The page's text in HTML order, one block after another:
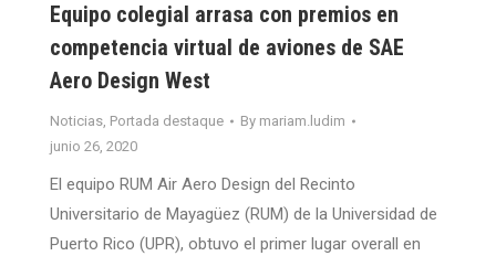
Equipo colegial arrasa con premios en
competencia virtual de aviones de SAE
Aero Design West
Noticias, Portada destaque By mariam.ludim
junio 26, 2020
El equipo RUM Air Aero Design del Recinto
Universitario de Mayagüez (RUM) de la Universidad de
Puerto Rico (UPR), obtuvo el primer lugar overall en